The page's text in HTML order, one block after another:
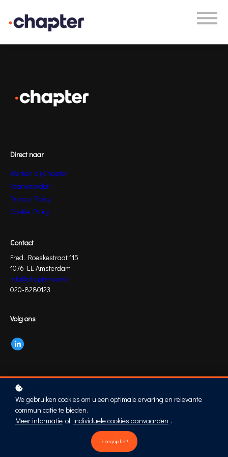
Plan een gesprek
Direct naar
Werken bij Chapter
Voorwaarden
Privacy Policy
Cookie Policy
Contact
Fred. Roeskestraat 115
1076 EE Amsterdam
info@chapter.works
020-8280123
Volg ons
We gebruiken cookies om u een optimale ervaring en relevante
communicatie te bieden.
Meer informatie of individuele cookies aanvaarden .
Ik begrijp het!